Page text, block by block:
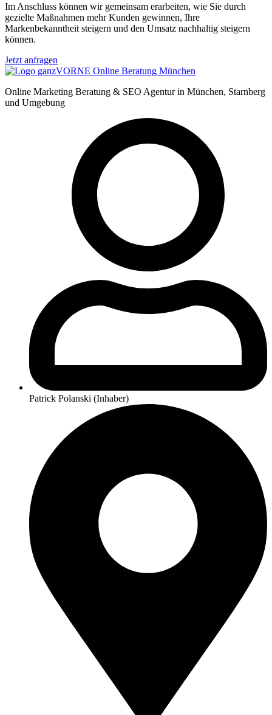
Im Anschluss können wir gemeinsam erarbeiten, wie Sie durch
gezielte Maßnahmen mehr Kunden gewinnen, Ihre
Markenbekanntheit steigern und den Umsatz nachhaltig steigern
können.
Jetzt anfragen
Online Marketing Beratung & SEO Agentur in München, Starnberg
und Umgebung
Patrick Polanski (Inhaber)